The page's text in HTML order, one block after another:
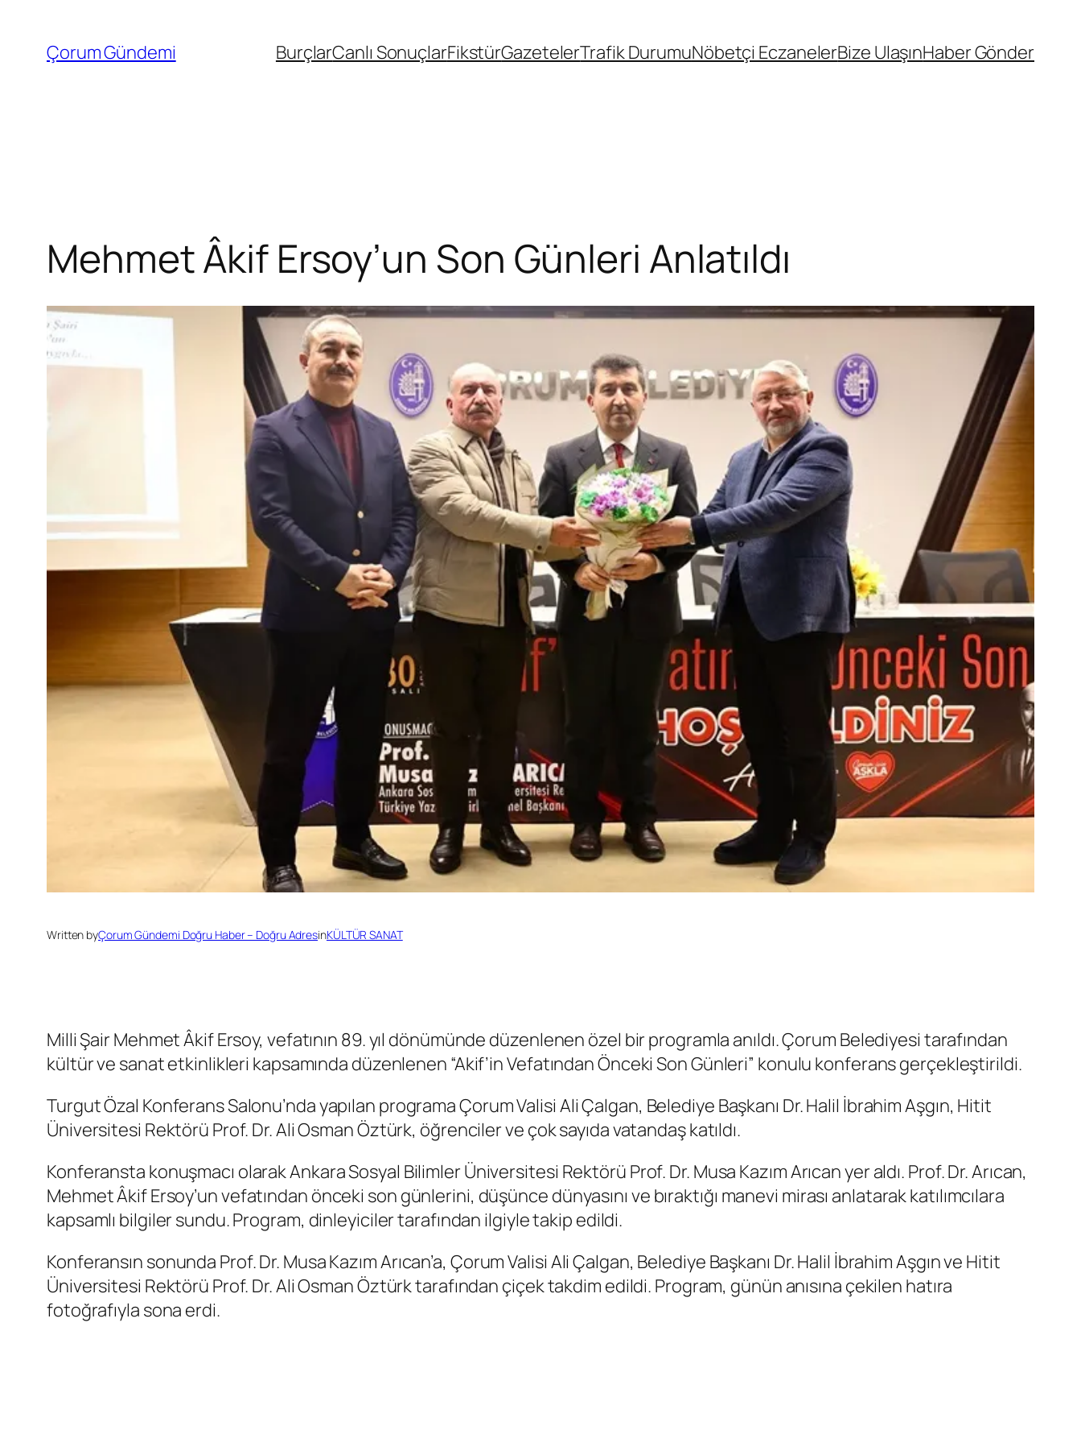
Çorum Gündemi BurçlarCanlı SonuçlarFikstürGazetelerTrafik DurumuNöbetçi EczanelerBize UlaşınHaber Gönder
Mehmet Âkif Ersoy’un Son Günleri Anlatıldı
Written byÇorum Gündemi Doğru Haber – Doğru AdresinKÜLTÜR SANAT
Milli Şair Mehmet Âkif Ersoy, vefatının 89. yıl dönümünde düzenlenen özel bir programla anıldı. Çorum Belediyesi tarafından
kültür ve sanat etkinlikleri kapsamında düzenlenen “Akif’in Vefatından Önceki Son Günleri” konulu konferans gerçekleştirildi.
Turgut Özal Konferans Salonu’nda yapılan programa Çorum Valisi Ali Çalgan, Belediye Başkanı Dr. Halil İbrahim Aşgın, Hitit
Üniversitesi Rektörü Prof. Dr. Ali Osman Öztürk, öğrenciler ve çok sayıda vatandaş katıldı.
Konferansta konuşmacı olarak Ankara Sosyal Bilimler Üniversitesi Rektörü Prof. Dr. Musa Kazım Arıcan yer aldı. Prof. Dr. Arıcan,
Mehmet Âkif Ersoy’un vefatından önceki son günlerini, düşünce dünyasını ve bıraktığı manevi mirası anlatarak katılımcılara
kapsamlı bilgiler sundu. Program, dinleyiciler tarafından ilgiyle takip edildi.
Konferansın sonunda Prof. Dr. Musa Kazım Arıcan’a, Çorum Valisi Ali Çalgan, Belediye Başkanı Dr. Halil İbrahim Aşgın ve Hitit
Üniversitesi Rektörü Prof. Dr. Ali Osman Öztürk tarafından çiçek takdim edildi. Program, günün anısına çekilen hatıra
fotoğrafıyla sona erdi.